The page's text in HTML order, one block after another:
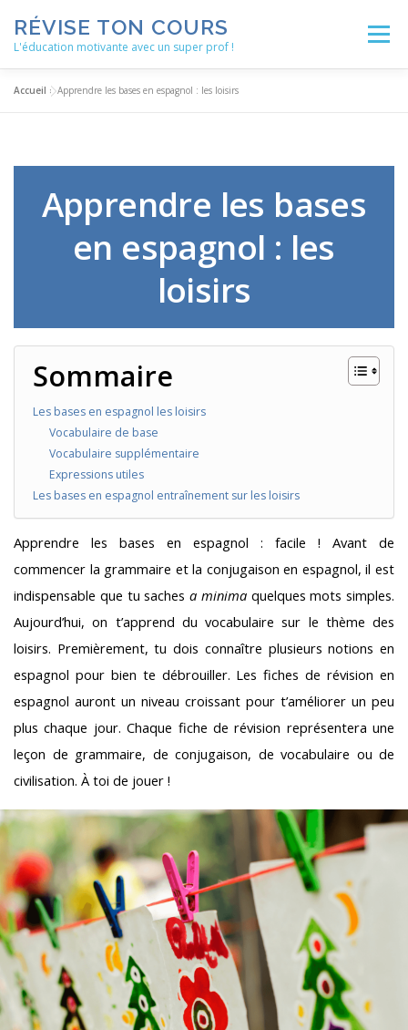
contenu
RÉVISE TON COURS
L'éducation motivante avec un super prof !
Menu
NOS SERVICES AUTRES RESSOURCES
Accueil »Apprendre les bases en espagnol : les loisirs
Apprendre les bases
en espagnol : les
loisirs
Sommaire
Les bases en espagnol les loisirs
Vocabulaire de base
Vocabulaire supplémentaire
Expressions utiles
Les bases en espagnol entraînement sur les loisirs
Apprendre les bases en espagnol : facile ! Avant de
commencer la grammaire et la conjugaison en espagnol, il est
indispensable que tu saches a minima quelques mots simples.
Aujourd’hui, on t’apprend du vocabulaire sur le thème des
loisirs. Premièrement, tu dois connaître plusieurs notions en
espagnol pour bien te débrouiller. Les fiches de révision en
espagnol auront un niveau croissant pour t’améliorer un peu
plus chaque jour. Chaque fiche de révision représentera une
leçon de grammaire, de conjugaison, de vocabulaire ou de
civilisation. À toi de jouer !